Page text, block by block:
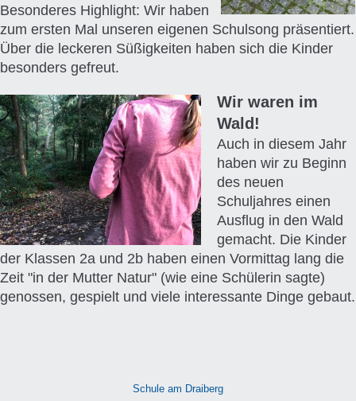
Besonderes Highlight: Wir haben
zum ersten Mal unseren eigenen Schulsong präsentiert.
Über die leckeren Süßigkeiten haben sich die Kinder
besonders gefreut.
Wir waren im
Wald!
Auch in diesem Jahr
haben wir zu Beginn
des neuen
Schuljahres einen
Ausflug in den Wald
gemacht. Die Kinder
der Klassen 2a und 2b haben einen Vormittag lang die
Zeit "in der Mutter Natur" (wie eine Schülerin sagte)
genossen, gespielt und viele interessante Dinge gebaut.
Schule am Draiberg